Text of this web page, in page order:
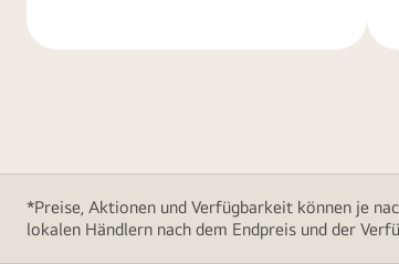
*Preise, Aktionen und Verfügbarkeit können je
lokalen Händlern nach dem Endpreis und der